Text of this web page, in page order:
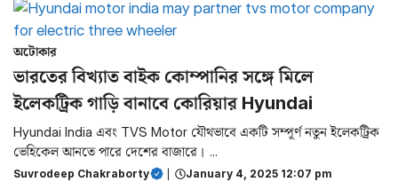
অটোকার
ভারতের বিখ্যাত বাইক কোম্পানির সঙ্গে মিলে
ইলেকট্রিক গাড়ি বানাবে কোরিয়ার Hyundai
Hyundai India এবং TVS Motor যৌথভাবে একটি সম্পূর্ণ নতুন ইলেকট্রিক
ভেহিকেল আনতে পারে দেশের বাজারে। ...
Suvrodeep Chakraborty January 4, 2025 12:07 pm